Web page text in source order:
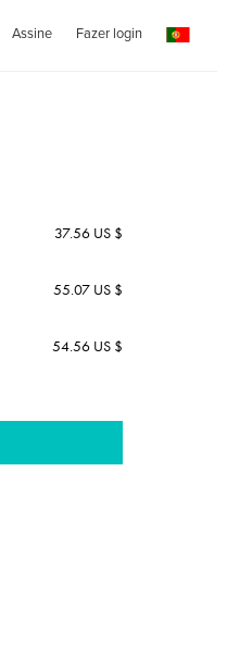
Assine Fazer login
37.56 US $
55.07 US $
54.56 US $